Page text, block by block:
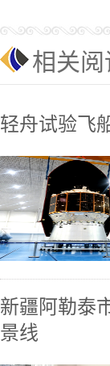
相关阅
轻舟试验飞
新疆阿勒泰
景线